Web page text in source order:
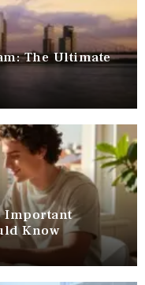
The Ultimate
Important
Know